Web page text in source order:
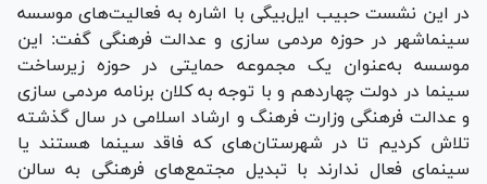
در این نشست حبیب ایل‌بیگی با اشاره به فعالیت‌های موسسه
سینماشهر در حوزه مردمی سازی و عدالت فرهنگی گفت: این
موسسه به‌عنوان یک مجموعه حمایتی در حوزه زیرساخت
سینما در دولت چهاردهم و با توجه به کلان برنامه مردمی سازی
و عدالت فرهنگی وزارت فرهنگ و ارشاد اسلامی در سال گذشته
تلاش کردیم تا در شهرستان‌های که فاقد سینما هستند یا
سینمای فعال ندارند با تبدیل مجتمع‌های فرهنگی به سالن